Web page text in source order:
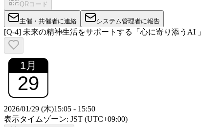
QRコード
主催・共催者に連絡 システム管理者に報告
[Q-4] 未来の精神生活をサポートする「心に寄り添うAI 」
1月
29
2026/01/29 (木)15:05 - 15:50
表示タイムゾーン: JST (UTC+09:00)